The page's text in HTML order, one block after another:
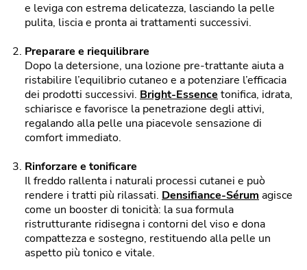
e leviga con estrema delicatezza, lasciando la pelle
pulita, liscia e pronta ai trattamenti successivi.
Preparare e riequilibrare
Dopo la detersione, una lozione pre-trattante aiuta a
ristabilire l’equilibrio cutaneo e a potenziare l’efficacia
dei prodotti successivi. Bright-Essence tonifica, idrata,
schiarisce e favorisce la penetrazione degli attivi,
regalando alla pelle una piacevole sensazione di
comfort immediato.
Rinforzare e tonificare
Il freddo rallenta i naturali processi cutanei e può
rendere i tratti più rilassati. Densifiance-Sérum agisce
come un booster di tonicità: la sua formula
ristrutturante ridisegna i contorni del viso e dona
compattezza e sostegno, restituendo alla pelle un
aspetto più tonico e vitale.